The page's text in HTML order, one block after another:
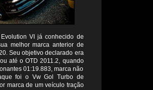
VI já conhecido de
melhor marca anterior de
Seu objetivo declarado era
até o OTD 2011.2, quando
01:19.883, marca não
foi o Vw Gol Turbo de
marca de um veículo tração